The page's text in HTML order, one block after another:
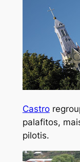
Castro
palafitos,
pilotis.